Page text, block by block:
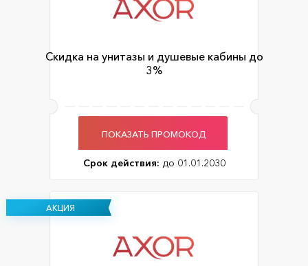
Скидка на унитазы и душевые кабины до
3%
ПОКАЗАТЬ ПРОМОКОД
Срок действия: до 01.01.2030
АКЦИЯ